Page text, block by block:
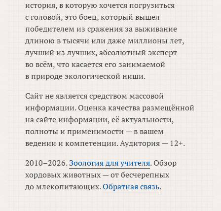
история, в которую хочется погрузиться
с головой, это боец, который вышел
победителем из сражения за выживание
длиною в тысячи или даже миллионы лет,
лучший из лучших, абсолютный эксперт
во всём, что касается его занимаемой
в природе экологической ниши.
Сайт не является средством массовой
информации. Оценка качества размещённой
на сайте информации, её актуальности,
полноты и применимости — в вашем
ведении и компетенции. Аудитория — 12+.
2010–2026.Зоология для учителя. Обзор
хордовых животных — от бесчерепных
до млекопитающих.Обратная связь.